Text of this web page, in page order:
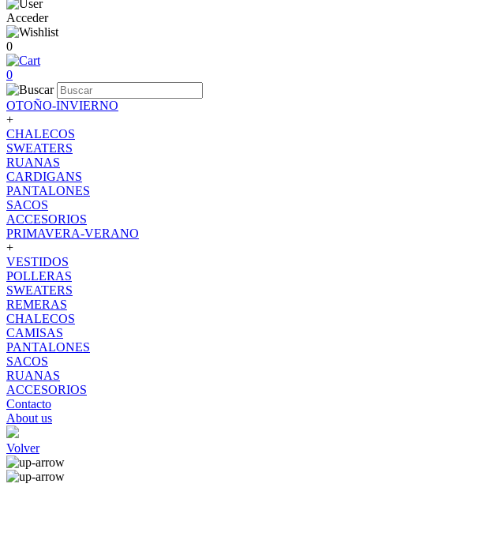
Acceder
0
0
OTOÑO-INVIERNO
+
CHALECOS
SWEATERS
RUANAS
CARDIGANS
PANTALONES
SACOS
ACCESORIOS
PRIMAVERA-VERANO
+
VESTIDOS
POLLERAS
SWEATERS
REMERAS
CHALECOS
CAMISAS
PANTALONES
SACOS
RUANAS
ACCESORIOS
Contacto
About us
Volver